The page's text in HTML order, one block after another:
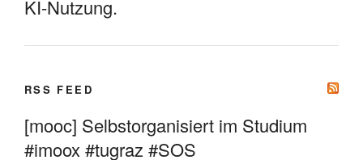
KI-Nutzung.
RSS FEED
[mooc] Selbstorganisiert im Studium
#imoox #tugraz #SOS